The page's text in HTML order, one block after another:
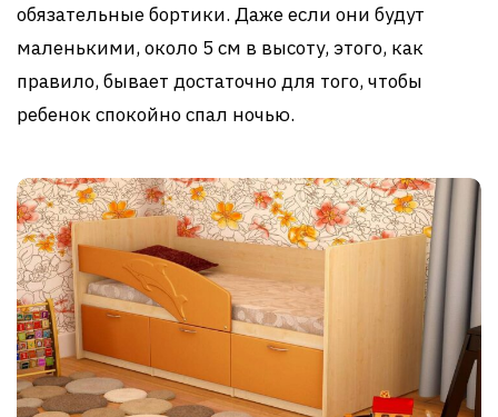
обязательные бортики. Даже если они будут
маленькими, около 5 см в высоту, этого, как
правило, бывает достаточно для того, чтобы
ребенок спокойно спал ночью.